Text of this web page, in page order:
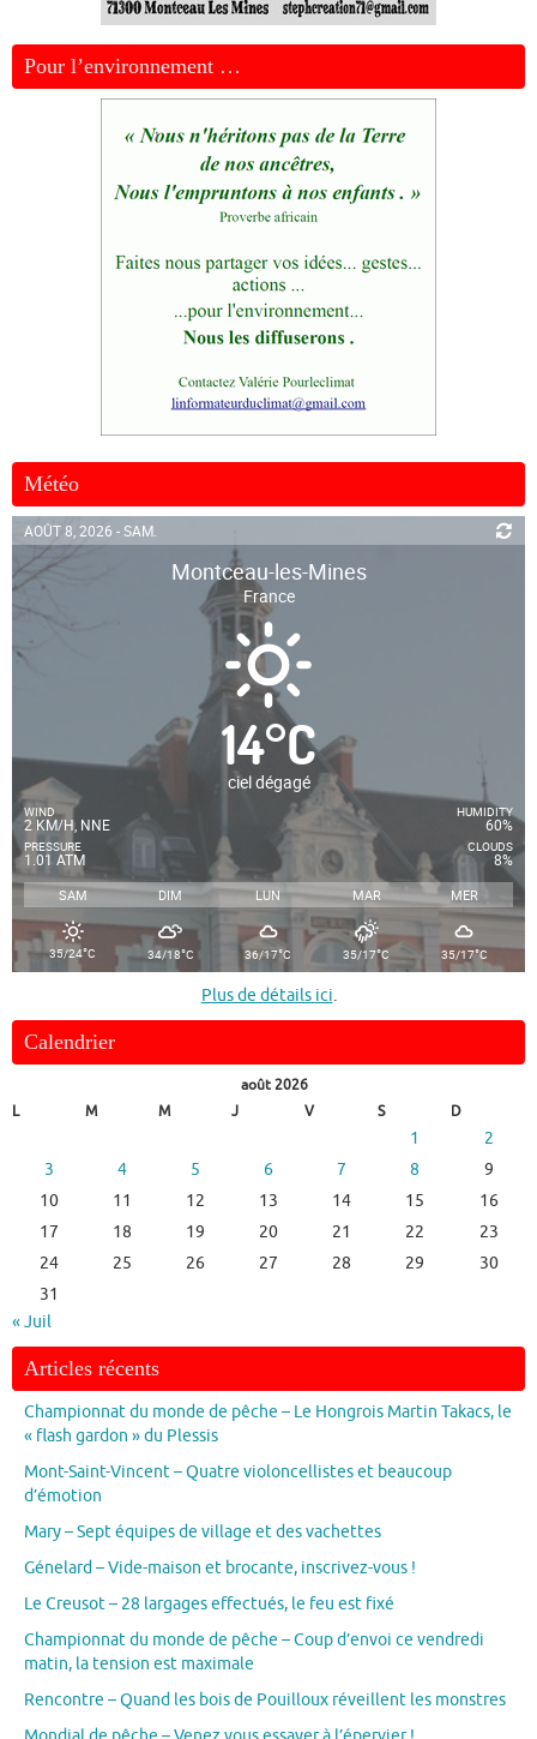
Pour l’environnement …
Météo
AOÛT 8, 2026 - SAM.
Montceau-les-Mines
France
14°C
ciel dégagé
WIND
2 KM/H, NNE
PRESSURE
1.01 ATM
HUMIDITY
60%
CLOUDS
8%
SAM DIM LUN MAR MER
35/24°C 34/18°C 36/17°C 35/17°C 35/17°C
Plus de détails ici.
Calendrier
août 2026
L
M M J V S D
1
2
3
4 5 6 7 8
9
10
11 12 13 14 15
16
17
18 19 20 21 22
23
24
25 26 27 28 29
30
31
« Juil
Articles récents
Championnat du monde de pêche – Le Hongrois Martin Takacs, le
« flash gardon » du Plessis
Mont-Saint-Vincent – Quatre violoncellistes et beaucoup
d’émotion
Mary – Sept équipes de village et des vachettes
Génelard – Vide-maison et brocante, inscrivez-vous !
Le Creusot – 28 largages effectués, le feu est fixé
Championnat du monde de pêche – Coup d’envoi ce vendredi
matin, la tension est maximale
Rencontre – Quand les bois de Pouilloux réveillent les monstres